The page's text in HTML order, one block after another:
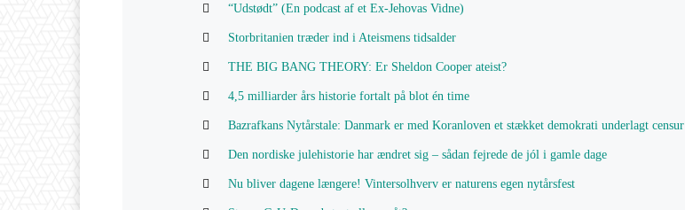
“Udstødt” (En podcast af et Ex-Jehovas Vidne)
Storbritanien træder ind i Ateismens tidsalder
THE BIG BANG THEORY: Er Sheldon Cooper ateist?
4,5 milliarder års historie fortalt på blot én time
Bazrafkans Nytårstale: Danmark er med Koranloven et stækket demokrati underlagt censur
Den nordiske julehistorie har ændret sig – sådan fejrede de jól i gamle dage
Nu bliver dagene længere! Vintersolhverv er naturens egen nytårsfest